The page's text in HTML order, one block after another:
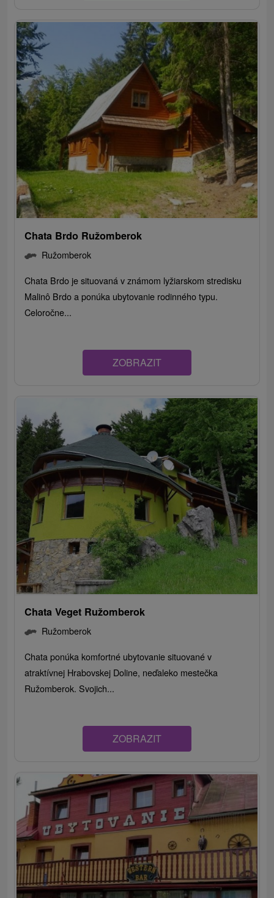
Chata Brdo Ružomberok
Ružomberok
Chata Brdo je situovaná v známom lyžiarskom stredisku
Malinô Brdo a ponúka ubytovanie rodinného typu.
Celoročne...
ZOBRAZIT
Chata Veget Ružomberok
Ružomberok
Chata ponúka komfortné ubytovanie situované v
atraktívnej Hrabovskej Doline, neďaleko mestečka
Ružomberok. Svojich...
ZOBRAZIT